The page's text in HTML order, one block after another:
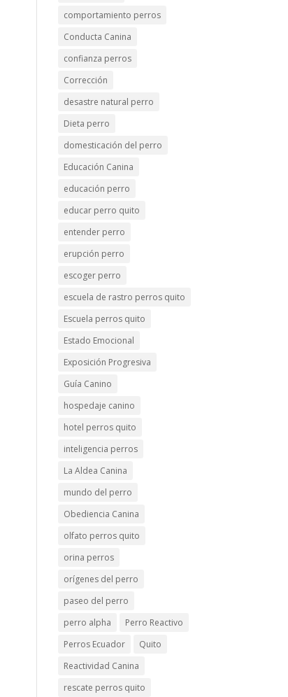
comportamiento perros
Conducta Canina
confianza perros
Corrección
desastre natural perro
Dieta perro
domesticación del perro
Educación Canina
educación perro
educar perro quito
entender perro
erupción perro
escoger perro
escuela de rastro perros quito
Escuela perros quito
Estado Emocional
Exposición Progresiva
Guía Canino
hospedaje canino
hotel perros quito
inteligencia perros
La Aldea Canina
mundo del perro
Obediencia Canina
olfato perros quito
orina perros
orígenes del perro
paseo del perro
perro alpha
Perro Reactivo
Perros Ecuador
Quito
Reactividad Canina
rescate perros quito